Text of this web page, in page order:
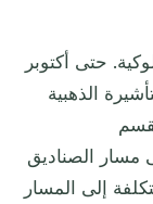
حتى أكتوبر
التأشيرة الذهبية
مسار الصناديق
التكلفة إلى المسار